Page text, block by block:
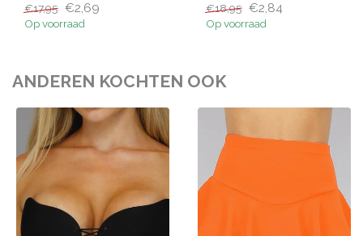
€17,95 €2,69
Op voorraad
€18,95 €2,84
Op voorraad
ANDEREN KOCHTEN OOK